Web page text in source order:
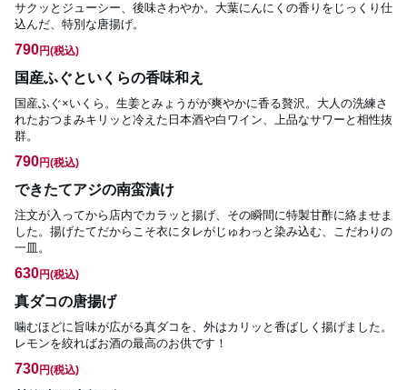
サクッとジューシー、後味さわやか。大葉にんにくの香りをじっくり仕
込んだ、特別な唐揚げ。
790円(税込)
国産ふぐといくらの香味和え
国産ふぐ×いくら。生姜とみょうがが爽やかに香る贅沢。大人の洗練さ
れたおつまみキリッと冷えた日本酒や白ワイン、上品なサワーと相性抜
群。
790円(税込)
できたてアジの南蛮漬け
注文が入ってから店内でカラッと揚げ、その瞬間に特製甘酢に絡ませま
した。揚げたてだからこそ衣にタレがじゅわっと染み込む、こだわりの
一皿。
630円(税込)
真ダコの唐揚げ
噛むほどに旨味が広がる真ダコを、外はカリッと香ばしく揚げました。
レモンを絞ればお酒の最高のお供です！
730円(税込)